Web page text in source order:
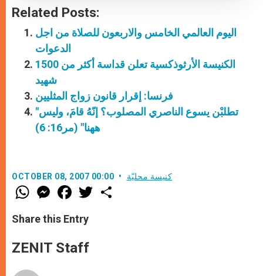
Related Posts:
اليوم العالمي الخامس والاربعون للصلاة من اجل
الدعوات
الكنيسة الأرثوذكسية تعلن قداسة أكثر من 1500
شهيد
فرنسا: إقرار قانون زواج المثليين
"تطلبْن يسوع الناصري المصلوب؟ إنّهُ قامَ، وليس
ههنا" (مر16: 6)
OCTOBER 08, 2007 00:00 كنيسة محليّة
W
h
t
s
p
p
M
e
s
e
g
e
F
a
e
b
o
k
w
Share this Entry
ZENIT Staff